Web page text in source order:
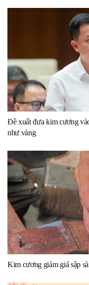
Đề xuất đưa kim cương
như vàng
Kim cương giảm giá sập